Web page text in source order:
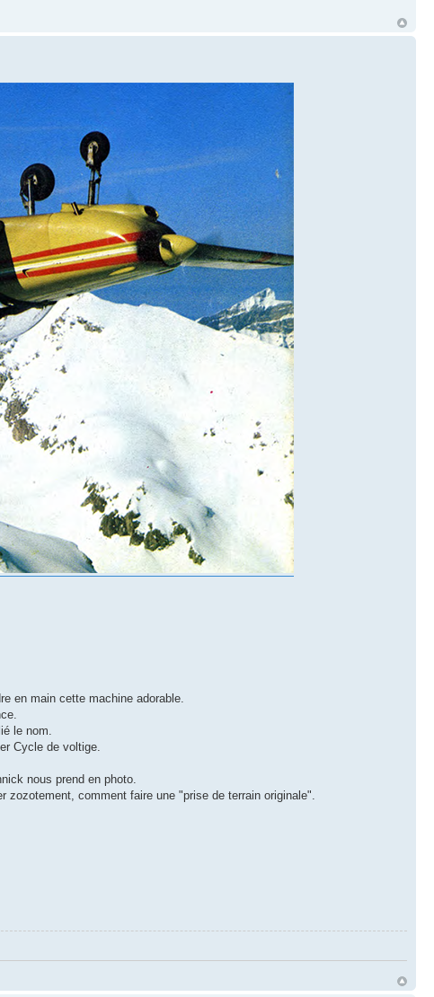
en main cette machine adorable.
le nom.
Cycle de voltige.
nous prend en photo.
zozotement, comment faire une "prise de terrain originale".